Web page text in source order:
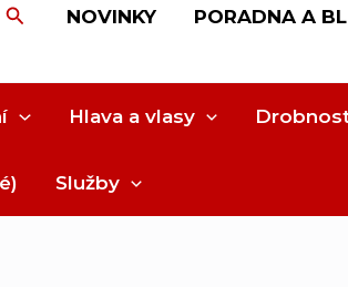
HledatNOVINKY PORADNA A
Hlava a vlasy
Služby